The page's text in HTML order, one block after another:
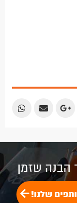
Share
Share
Share
הבנה שזמן
שלנו!